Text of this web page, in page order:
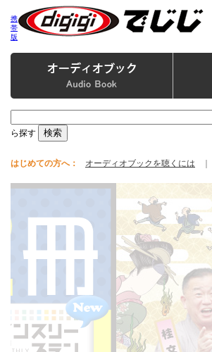
携
帯
版
ら探す
はじめての方へ： オーディオブックを聴くには